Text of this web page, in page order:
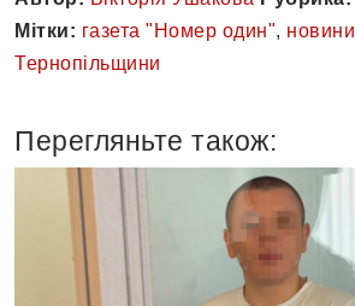
Мітки: газета "Номер один", новини
Тернопільщини
Перегляньте також: